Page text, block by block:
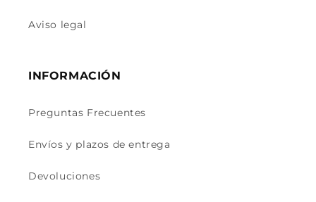
Aviso legal
INFORMACIÓN
Preguntas Frecuentes
Envíos y plazos de entrega
Devoluciones